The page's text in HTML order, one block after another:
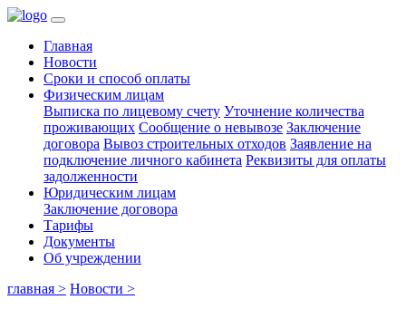
Главная
Новости
Сроки и способ оплаты
Физическим лицам
Выписка по лицевому счету Уточнение количества
проживающих Сообщение о невывозе Заключение
договора Вывоз строительных отходов Заявление на
подключение личного кабинета Реквизиты для оплаты
задолженности
Юридическим лицам
Заключение договора
Тарифы
Документы
Об учреждении
главная > Новости >